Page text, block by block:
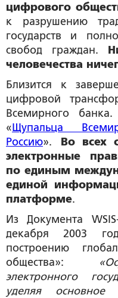
цифрового
к разрушению
государств и
свобод граждан.
человечества
Близится к
цифровой
Всемирного
«Щупальца
Россию». Во всех
электронные
по единым
единой
платформе.
Из Документа
декабря 2003
построению
общества»:
электронного
уделяя основное